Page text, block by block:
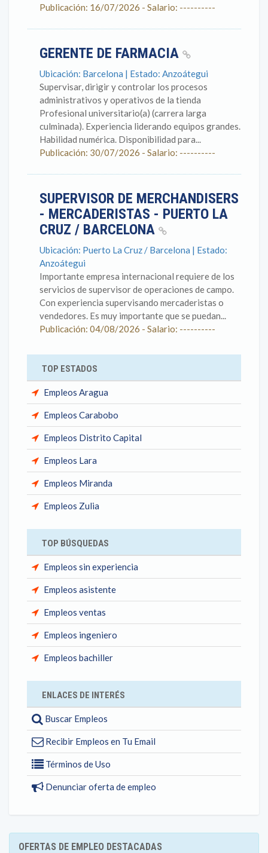
Publicación: 16/07/2026 - Salario: ----------
GERENTE DE FARMACIA
Ubicación: Barcelona | Estado: Anzoátegui
Supervisar, dirigir y controlar los procesos
administrativos y operativos de la tienda
Profesional universitario(a) (carrera larga
culminada). Experiencia liderando equipos grandes.
Habilidad numérica. Disponibilidad para...
Publicación: 30/07/2026 - Salario: ----------
SUPERVISOR DE MERCHANDISERS
- MERCADERISTAS - PUERTO LA
CRUZ / BARCELONA
Ubicación: Puerto La Cruz / Barcelona | Estado:
Anzoátegui
Importante empresa internacional requiere de los
servicios de supervisor de operaciones de campo.
Con experiencia supervisando mercaderistas o
vendedores. Es muy importante que se puedan...
Publicación: 04/08/2026 - Salario: ----------
TOP ESTADOS
Empleos Aragua
Empleos Carabobo
Empleos Distrito Capital
Empleos Lara
Empleos Miranda
Empleos Zulia
TOP BÚSQUEDAS
Empleos sin experiencia
Empleos asistente
Empleos ventas
Empleos ingeniero
Empleos bachiller
ENLACES DE INTERÉS
Buscar Empleos
Recibir Empleos en Tu Email
Términos de Uso
Denunciar oferta de empleo
OFERTAS DE EMPLEO DESTACADAS